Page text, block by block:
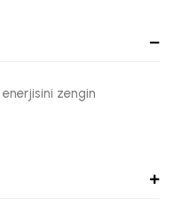
enerjisini zengin